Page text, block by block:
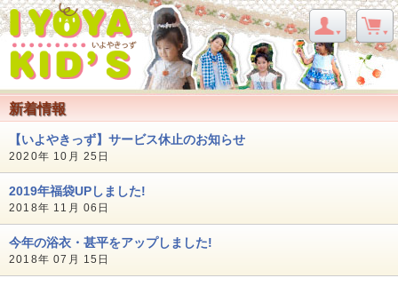
新着情報
【いよやきっず】サービス休止のお知らせ
2020年 10月 25日
2019年福袋UPしました!
2018年 11月 06日
今年の浴衣・甚平をアップしました!
2018年 07月 15日